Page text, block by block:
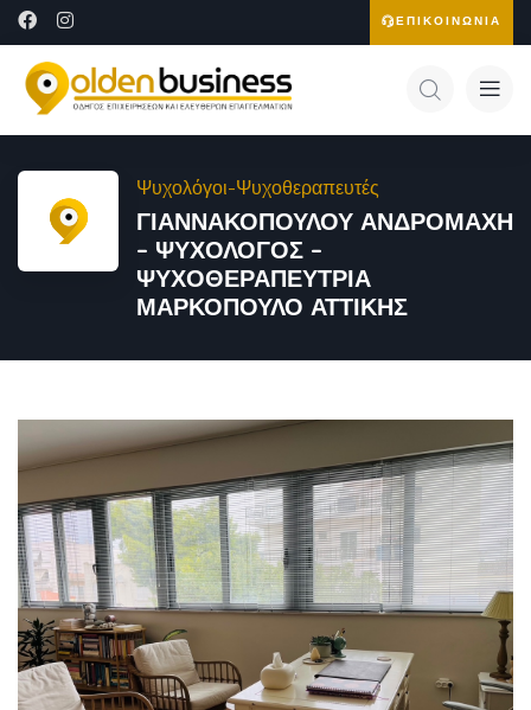
ΕΠΙΚΟΙΝΩΝΙΑ
Ψυχολόγοι-Ψυχοθεραπευτές
ΓΙΑΝΝΑΚΟΠΟΥΛΟΥ ΑΝΔΡΟΜΑΧΗ
– ΨΥΧΟΛΟΓΟΣ –
ΨΥΧΟΘΕΡΑΠΕΥΤΡΙΑ
ΜΑΡΚΟΠΟΥΛΟ ΑΤΤΙΚΗΣ